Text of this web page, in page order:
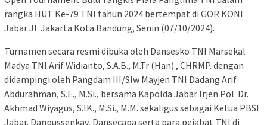
rangka HUT Ke-79 TNI tahun 2024 bertempat di GOR KONI
Jabar Jl. Jakarta Kota Bandung, Senin (07/10/2024).
Turnamen secara resmi dibuka oleh Dansesko TNI Marsekal
Madya TNI Arif Widianto, S.A.B., M.Tr (Han)., CHRMP. dengan
didampingi oleh Pangdam III/Slw Mayjen TNI Dadang Arif
Abdurahman, S.E., M.Si., bersama Kapolda Jabar Irjen Pol. Dr.
Akhmad Wiyagus, S.IK., M.Si., M.M. sekaligus sebagai Ketua PBSI
Jabar. Danpussenkav, Dansecapa serta para pejabat TNI di